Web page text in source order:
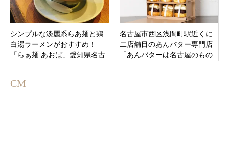
シンプルな淡麗系らあ麺と鶏
白湯ラーメンがおすすめ！
「らぁ麺 あおば」愛知県名古
名古屋市西区浅間町駅近くに
二店舗目のあんバター専門店
「あんバターは名古屋のもの
CM